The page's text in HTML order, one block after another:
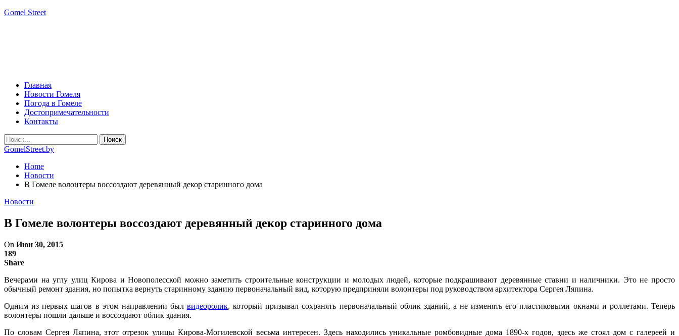
Gomel Street
Главная
Новости Гомеля
Погода в Гомеле
Достопримечательности
Контакты
GomelStreet.by
Home
Новости
В Гомеле волонтеры воссоздают деревянный декор старинного дома
Новости
В Гомеле волонтеры воссоздают деревянный декор старинного дома
On Июн 30, 2015
189
Share
Вечерами на углу улиц Кирова и Новополесской можно заметить строительные конструкции и молодых людей, которые подкрашивают деревянные ставни и наличники. Это не просто
обычный ремонт здания, но попытка вернуть старинному зданию первоначальный вид, которую предприняли волонтеры под руководством архитектора Сергея Ляпина.
Одним из первых шагов в этом направлении былвидеоролик, который призывал сохранять первоначальный облик зданий, а не изменять его пластиковыми окнами и роллетами. Теперь
волонтеры пошли дальше и воссоздают облик здания.
По словам Сергея Ляпина, этот отрезок улицы Кирова-Могилевской весьма интересен. Здесь находились уникальные ромбовидные дома 1890-х годов, здесь же стоял дом с галереей и